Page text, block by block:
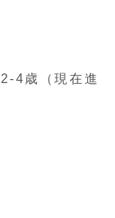
4歳（現在進